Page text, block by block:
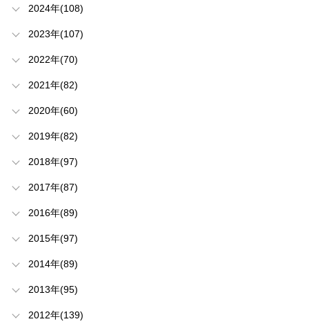
2024年(108)
2023年(107)
2022年(70)
2021年(82)
2020年(60)
2019年(82)
2018年(97)
2017年(87)
2016年(89)
2015年(97)
2014年(89)
2013年(95)
2012年(139)